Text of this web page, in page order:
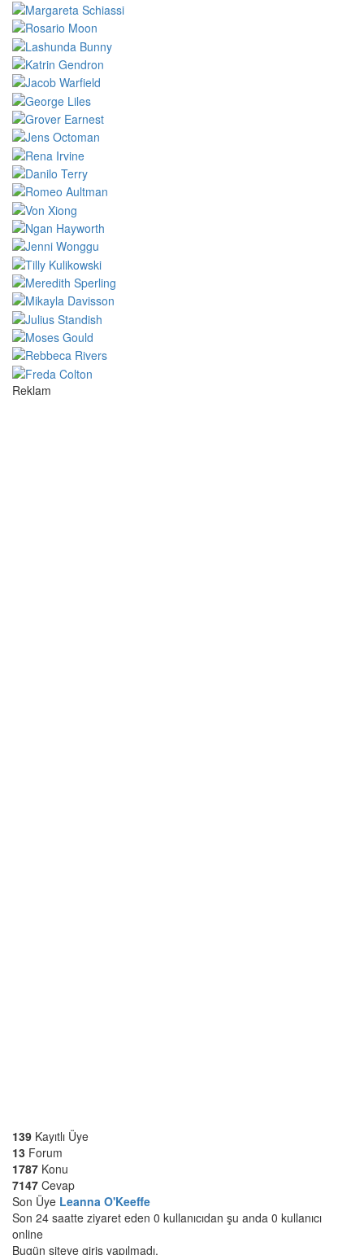
Reklam
139 Kayıtlı Üye
13 Forum
1787 Konu
7147 Cevap
Son Üye Leanna O'Keeffe
Son 24 saatte ziyaret eden 0 kullanıcıdan şu anda 0 kullanıcı
online
Bugün siteye giriş yapılmadı.